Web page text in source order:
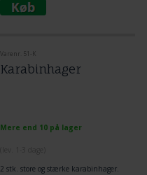
Varenr. 51-K
Karabinhager
Mere end 10 på lager
2 stk. store og stærke karabinhager.